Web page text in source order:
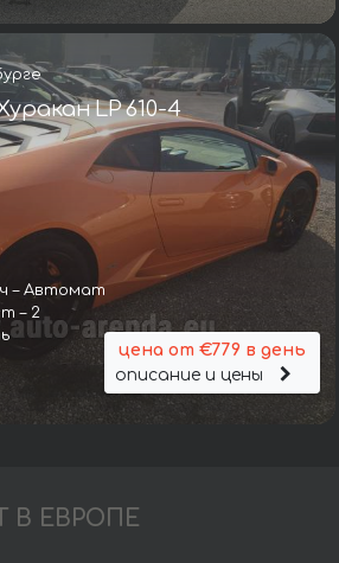
LP 610-4
– Автомат
– 2
цена от €779 в день
описание и цены
В ЕВРОПЕ